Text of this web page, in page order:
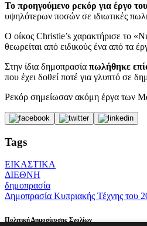
Το προηγούμενο ρεκόρ για έργο
υψηλότερων ποσών σε ιδιωτικές
Ο οίκος Christie’s χαρακτήρισε το
θεωρείται από ειδικούς ένα από τα
Στην ίδια δημοπρασία πωλήθηκε
που έχει δοθεί ποτέ για γλυπτό σε
Ρεκόρ σημείωσαν ακόμη έργα των
Tags
ΕΙΚΑΣΤΙΚΑ
ΔΙΕΘΝΗ
δημοπρασία
Δημοπρασία Κυπριακής Τέχνης του
Πολιτική Δημοσίευσης Σχολίων